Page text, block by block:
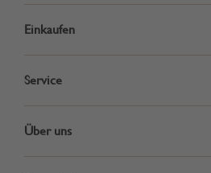
Einkaufen
Service
Über uns